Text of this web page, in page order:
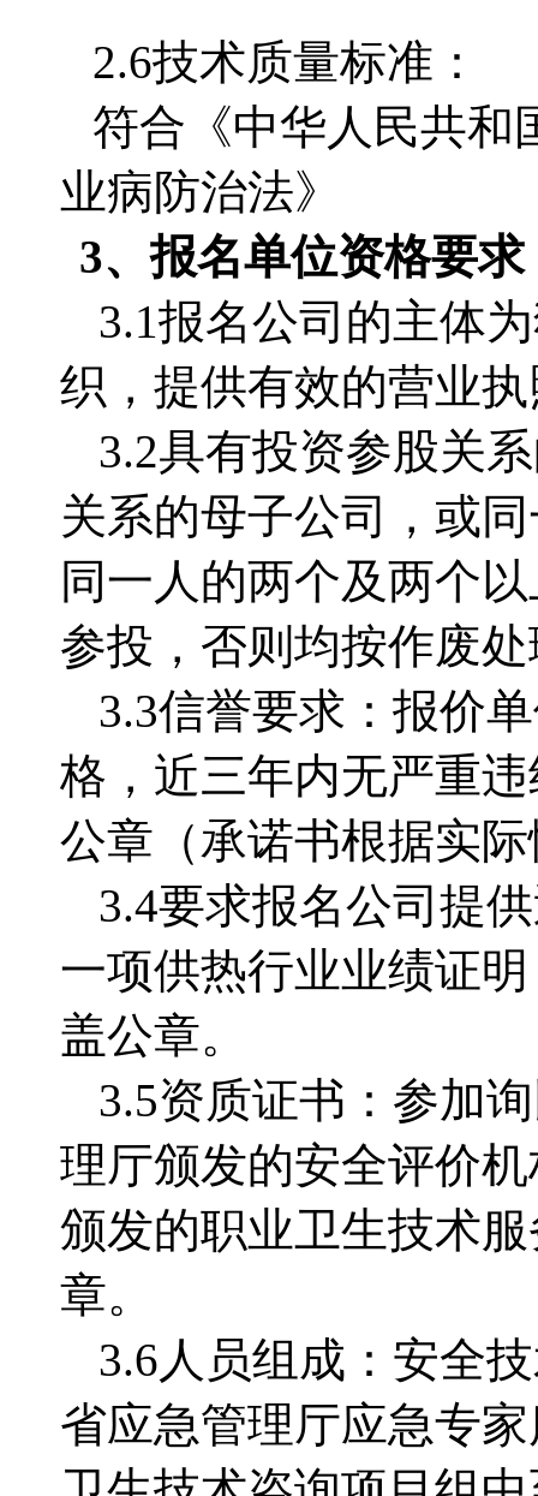
2.6技术质量标准：
符合《中华人民共和
业病防治法》
3、报名单位资格要求
3.1报名公司的主体
织，提供有效的营业
3.2具有投资参股关
关系的母子公司，或
同一人的两个及两个
参投，否则均按作废
3.3信誉要求：报价
格，近三年内无严重
公章（承诺书根据实
3.4要求报名公司 提
一项供热行业业绩证
盖公章。
3.5资质证书：参加
理厅颁发的安全评价
颁发的职业卫生技术
章。
3.6人员组成：安全
省应急管理厅应急专